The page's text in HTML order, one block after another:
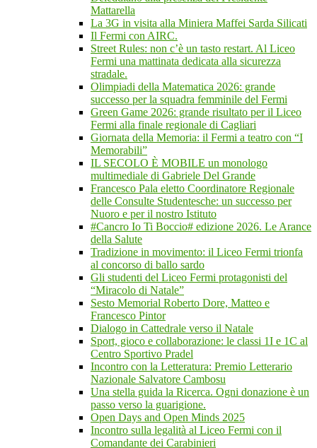
Mattarella
La 3G in visita alla Miniera Maffei Sarda Silicati
Il Fermi con AIRC.
Street Rules: non c’è un tasto restart. Al Liceo
Fermi una mattinata dedicata alla sicurezza
stradale.
Olimpiadi della Matematica 2026: grande
successo per la squadra femminile del Fermi
Green Game 2026: grande risultato per il Liceo
Fermi alla finale regionale di Cagliari
Giornata della Memoria: il Fermi a teatro con “I
Memorabili”
IL SECOLO È MOBILE un monologo
multimediale di Gabriele Del Grande
Francesco Pala eletto Coordinatore Regionale
delle Consulte Studentesche: un successo per
Nuoro e per il nostro Istituto
#Cancro Io Ti Boccio# edizione 2026. Le Arance
della Salute
Tradizione in movimento: il Liceo Fermi trionfa
al concorso di ballo sardo
Gli studenti del Liceo Fermi protagonisti del
“Miracolo di Natale”
Sesto Memorial Roberto Dore, Matteo e
Francesco Pintor
Dialogo in Cattedrale verso il Natale
Sport, gioco e collaborazione: le classi 1I e 1C al
Centro Sportivo Pradel
Incontro con la Letteratura: Premio Letterario
Nazionale Salvatore Cambosu
Una stella guida la Ricerca. Ogni donazione è un
passo verso la guarigione.
Open Days and Open Minds 2025
Incontro sulla legalità al Liceo Fermi con il
Comandante dei Carabinieri